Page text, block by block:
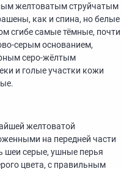
желтоватым струйчатым
как и спина, но белые
сгибе самые тёмные, почти
серым основанием,
серо-жёлтым
и голые участки кожи
желтоватой
на передней части
шеи серые, ушные перья
цвета, с правильным